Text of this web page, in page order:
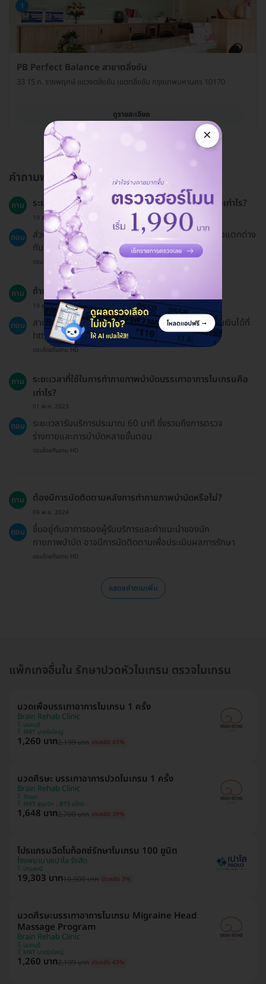
1
PB Perfect Balance สาขาตลิ่งชัน
33 15 ถ. ราชพฤกษ์ แขวงตลิ่งชัน เขตตลิ่งชัน กรุงเทพมหานคร 10170
ดูรายละเอียด
คำถามพบบ่อย
ถาม ระยะเวลาในการฟื้นตัวหลังจากการทำกายภาพบำบัดคือเท่าไร?
19 ธ.ค. 2024
ตอบ
ส่วนใหญ่ผู้รับบริการจะรู้สึกดีขึ้นในทันที แต่การฟื้นตัวอาจแตกต่าง
กันไปขึ้นอยู่กับภาวะร่างกายของแต่ละบุคคล
ตอบโดยทีมงาน HD
ถาม ถ้าเปลี่ยนใจขอคืนเงินได้ไหม?
19 ธ.ค. 2024
ตอบ
สามารถขอเงินคืนได้ค่ะ ลูกค้าสามารถอ่านนโยบายการคืนเงินได้ที่
https://hdmall.co.th/c/refund-policy-hdmall
ตอบโดยทีมงาน HD
ถาม
ระยะเวลาที่ใช้ในการทำกายภาพบำบัดบรรเทาอาการไมเกรนคือ
เท่าไร?
01 พ.ค. 2023
ตอบ
ระยะเวลารับบริการประมาณ 60 นาที ซึ่งรวมถึงการตรวจ
ร่างกายและการบำบัดหลายขั้นตอน
ตอบโดยทีมงาน HD
ถาม ต้องมีการนัดติดตามหลังการทำกายภาพบำบัดหรือไม่?
09 พ.ย. 2024
ตอบ
ขึ้นอยู่กับอาการของผู้รับบริการและคำแนะนำของนัก
กายภาพบำบัด อาจมีการนัดติดตามเพื่อประเมินผลการรักษา
ตอบโดยทีมงาน HD
แสดงคำถามเพิ่ม
แพ็กเกจอื่นใน รักษาปวดหัวไมเกรน ตรวจไมเกรน
นวดเพื่อบรรเทาอาการไมเกรน 1 ครั้ง
Brain Rehab Clinic
นนทบุรี
MRT บางรักใหญ่
1,260 บาท2,199 บาท ประหยัด 43%
นวดศีรษะ บรรเทาอาการปวดไมเกรน 1 ครั้ง
Brain Rehab Clinic
วัฒนา
MRT สุขุมวิท , BTS อโศก
1,648 บาท2,700 บาท ประหยัด 39%
โปรแกรมฉีดโบท็อกซ์รักษาไมเกรน 100 ยูนิต
โรงพยาบาลเปาโล รังสิต
ปทุมธานี
19,303 บาท19,900 บาท ประหยัด 3%
นวดศีรษะบรรเทาอาการไมเกรน Migraine Head
Massage Program
Brain Rehab Clinic
นนทบุรี
MRT บางรักใหญ่
1,260 บาท2,199 บาท ประหยัด 43%
×